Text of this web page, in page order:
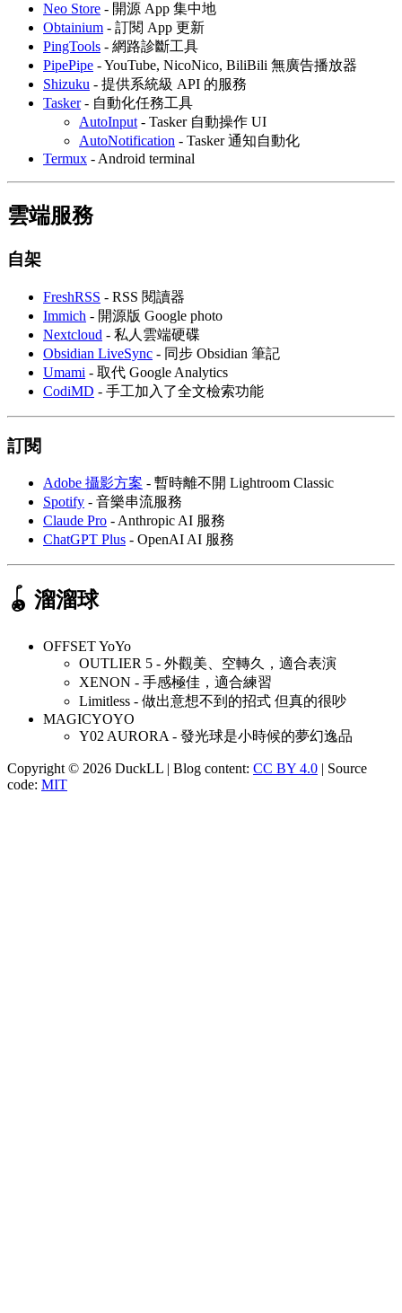
Neo Store - 開源 App 集中地
Obtainium - 訂閱 App 更新
PingTools - 網路診斷工具
PipePipe - YouTube, NicoNico, BiliBili 無廣告播放器
Shizuku - 提供系統級 API 的服務
Tasker- 自動化任務工具
AutoInput - Tasker 自動操作 UI
AutoNotification - Tasker 通知自動化
Termux - Android terminal
雲端服務
自架
FreshRSS - RSS 閱讀器
Immich - 開源版 Google photo
Nextcloud - 私人雲端硬碟
Obsidian LiveSync - 同步 Obsidian 筆記
Umami - 取代 Google Analytics
CodiMD - 手工加入了全文檢索功能
訂閱
Adobe 攝影方案 - 暫時離不開 Lightroom Classic
Spotify - 音樂串流服務
Claude Pro - Anthropic AI 服務
ChatGPT Plus - OpenAI AI 服務
🪀 溜溜球
OFFSET YoYo
OUTLIER 5 - 外觀美、空轉久，適合表演
XENON - 手感極佳，適合練習
Limitless - 做出意想不到的招式 但真的很吵
MAGICYOYO
Y02 AURORA - 發光球是小時候的夢幻逸品
Copyright © 2026 DuckLL | Blog content: CC BY 4.0 | Source
code: MIT